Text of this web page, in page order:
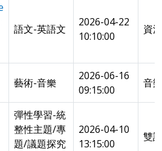
語文-英語文
2026-04-22
10:10:00
資
藝術-音樂
2026-06-16
09:15:00
音
彈性學習-統
整性主題/專
題/議題探究
2026-04-10
13:15:00
雙